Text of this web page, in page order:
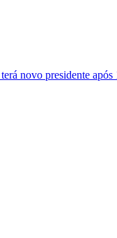
novo presidente